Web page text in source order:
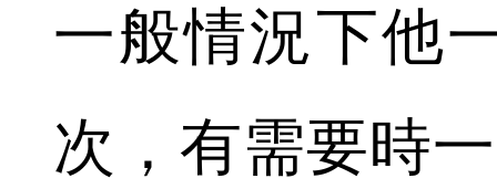
一般情況下他
次，有需要時